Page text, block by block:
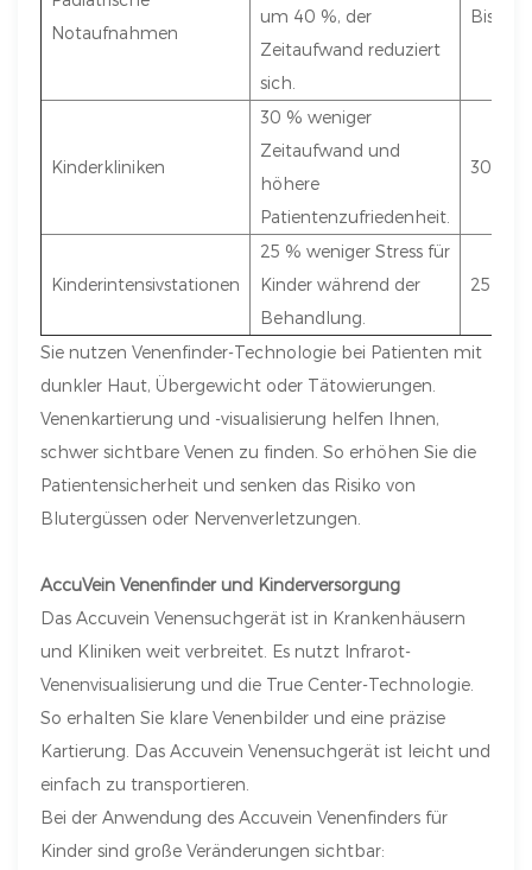
Notaufnahmen
um 40 %, der
Zeitaufwand reduziert
sich.
Bis zu
Kinderkliniken
30 % weniger
Zeitaufwand und
höhere
Patientenzufriedenheit.
30 %
Kinderintensivstationen
25 % weniger Stress für
Kinder während der
Behandlung.
25 %
Sie nutzen Venenfinder-Technologie bei Patienten mit
dunkler Haut, Übergewicht oder Tätowierungen.
Venenkartierung und -visualisierung helfen Ihnen,
schwer sichtbare Venen zu finden. So erhöhen Sie die
Patientensicherheit und senken das Risiko von
Blutergüssen oder Nervenverletzungen.
AccuVein Venenfinder und Kinderversorgung
Das Accuvein Venensuchgerät ist in Krankenhäusern
und Kliniken weit verbreitet. Es nutzt Infrarot-
Venenvisualisierung und die True Center-Technologie.
So erhalten Sie klare Venenbilder und eine präzise
Kartierung. Das Accuvein Venensuchgerät ist leicht und
einfach zu transportieren.
Bei der Anwendung des Accuvein Venenfinders für
Kinder sind große Veränderungen sichtbar: